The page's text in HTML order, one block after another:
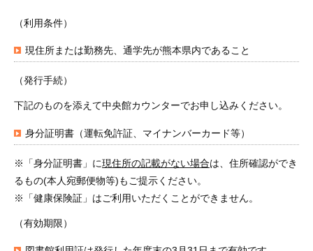
（利用条件）
現住所または勤務先、通学先が熊本県内であること
（発行手続）
下記のものを添えて中央館カウンターでお申し込みください。
身分証明書（運転免許証、マイナンバーカード等）
※「身分証明書」に現住所の記載がない場合は、住所確認ができ
るもの(本人宛郵便物等)もご提示ください。
※「健康保険証」はご利用いただくことができません。
（有効期限）